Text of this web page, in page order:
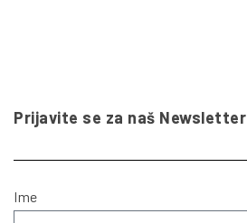
Prijavite se za naš Newsletter
Ime